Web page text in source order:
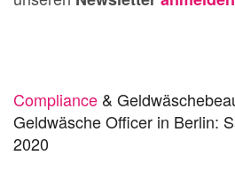
Compliance &
Geldwäsche Officer in Berlin:
2020